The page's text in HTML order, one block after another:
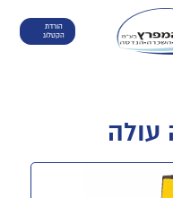
הורדת
הקטלוג
עולה